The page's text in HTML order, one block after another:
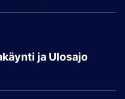
ja Ulosajo